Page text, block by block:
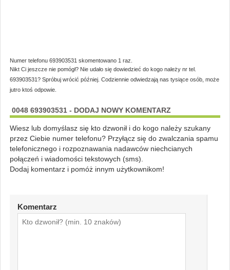
Numer telefonu 693903531 skomentowano 1 raz.
Nikt Ci jeszcze nie pomógł? Nie udało się dowiedzieć do kogo należy nr tel.
693903531? Spróbuj wrócić później. Codziennie odwiedzają nas tysiące osób, może
jutro ktoś odpowie.
0048 693903531 - DODAJ NOWY KOMENTARZ
Wiesz lub domyślasz się kto dzwonił i do kogo należy szukany
przez Ciebie numer telefonu? Przyłącz się do zwalczania spamu
telefonicznego i rozpoznawania nadawców niechcianych
połączeń i wiadomości tekstowych (sms).
Dodaj komentarz i pomóż innym użytkownikom!
Komentarz